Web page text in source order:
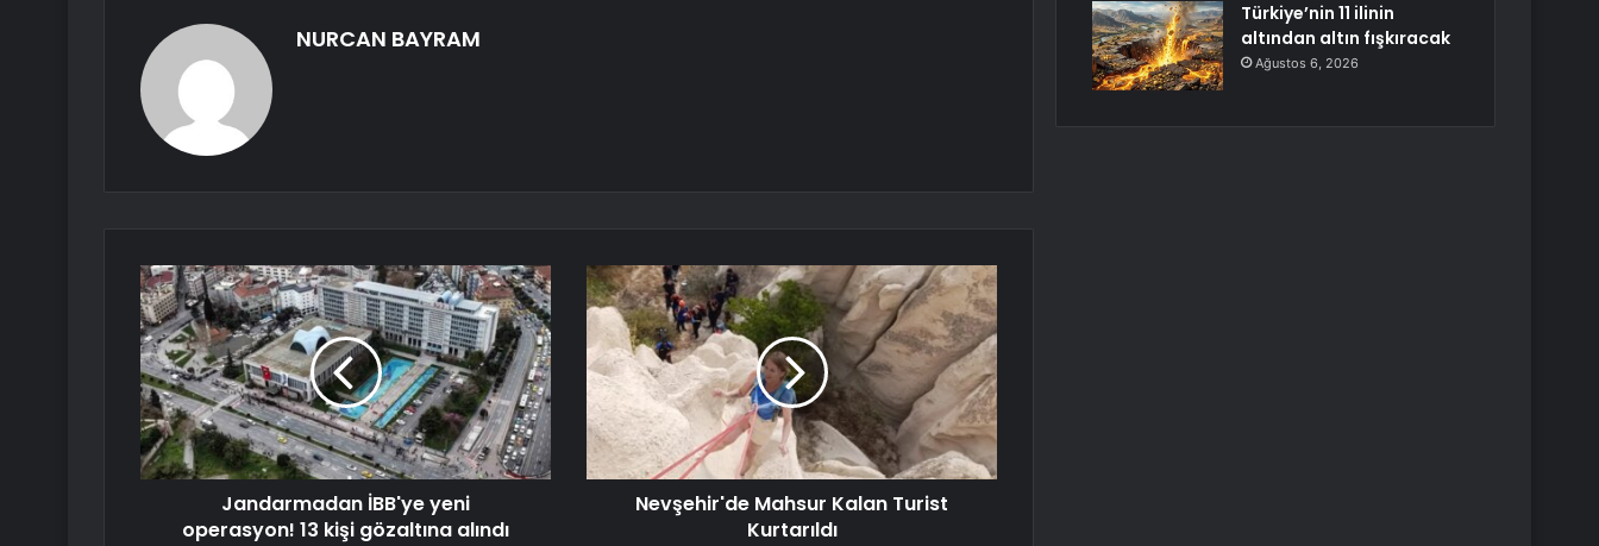
NURCAN BAYRAM
Jandarmadan İBB'ye yeni
operasyon! 13 kişi gözaltına alındı
Nevşehir'de Mahsur Kalan Turist
Kurtarıldı
Türkiye’nin 11 ilinin
altından altın fışkıracak
Ağustos 6, 2026